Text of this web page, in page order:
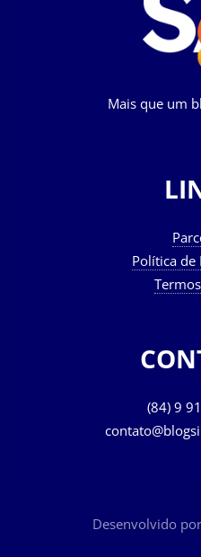
Mais que um
Política de
(84) 9
Desenvolvido